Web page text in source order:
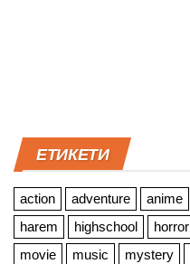
ЕТИКЕТИ
action adventure anime
harem
highschool horror
movie
music mystery